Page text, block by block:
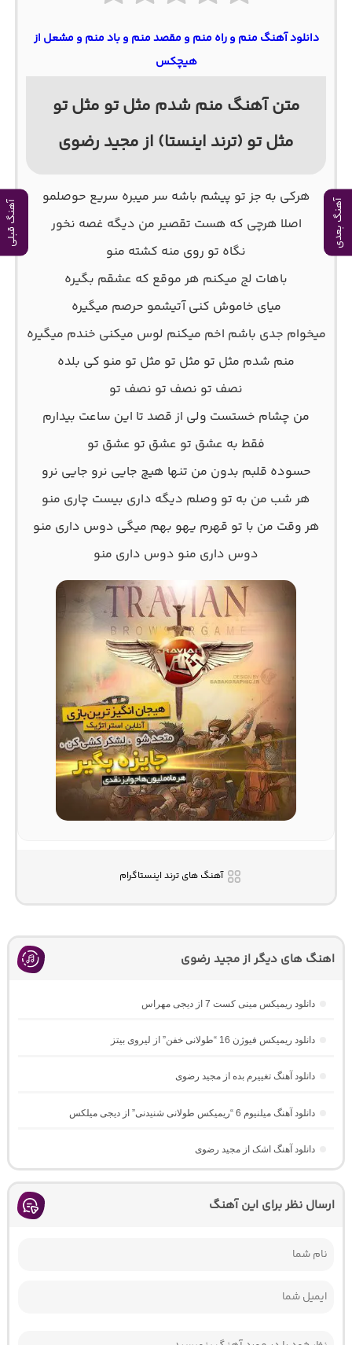
آهنگ بعدی آهنگ قبلی
دانلود آهنگ منم و راه منم و مقصد منم و باد منم و مشعل از
هیچکس
متن آهنگ منم شدم مثل تو مثل تو
مثل تو (ترند اینستا) از مجید رضوی
هرکی به جز تو پیشم باشه سر میبره سریع حوصلمو
اصلا هرچی که هست تقصیر من دیگه غصه نخور
نگاه تو روی منه کشته منو
باهات لج میکنم هر موقع که عشقم بگیره
میای خاموش کنی آتیشمو حرصم میگیره
میخوام جدی باشم اخم میکنم لوس میکنی خندم میگیره
منم شدم مثل تو مثل تو مثل تو منو کی بلده
نصف تو نصف تو نصف تو
من چشام خستست ولی از قصد تا این ساعت بیدارم
فقط به عشق تو عشق تو عشق تو
حسوده قلبم بدون من تنها هیچ جایی نرو جایی نرو
هر شب من به تو وصلم دیگه داری بیست چاری منو
هر وقت من با تو قهرم یهو بهم میگی دوس داری منو
دوس داری منو دوس داری منو
آهنگ های ترند اینستاگرام
اهنگ های دیگر از مجید رضوی
دانلود ریمیکس مینی کست 7 از دیجی مهراس
دانلود ریمیکس فیوژن 16 “طولانی خفن” از لیروی بیتز
دانلود آهنگ تغییرم بده از مجید رضوی
دانلود آهنگ میلنیوم 6 “ریمیکس طولانی شنیدنی” از دیجی میلکس
دانلود آهنگ اشک از مجید رضوی
ارسال نظر برای این آهنگ